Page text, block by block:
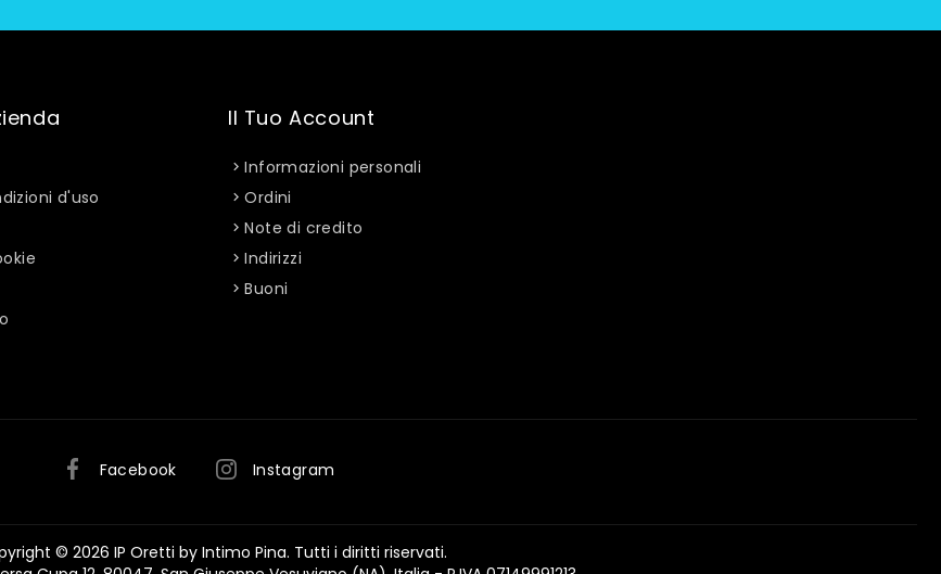
d'uso
Il Tuo Account
Informazioni personali
Ordini
Note di credito
Indirizzi
Buoni
Facebook Instagram
© 2026 IP Oretti by Intimo Pina. Tutti i diritti riservati.